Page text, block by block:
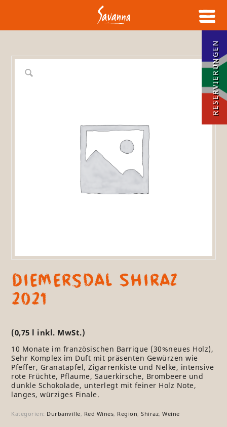
Diemersdal Shiraz
2021
(0,75 l inkl. MwSt.)
10 Monate im französischen Barrique (30%neues Holz),
Sehr Komplex im Duft mit präsenten Gewürzen wie
Pfeffer, Granatapfel, Zigarrenkiste und Nelke, intensive
rote Früchte, Pflaume, Sauerkirsche, Brombeere und
dunkle Schokolade, unterlegt mit feiner Holz Note,
langes, würziges Finale.
Kategorien: Durbanville Red Wines Region ,Shiraz ,Weine
RESERVIERUNGEN